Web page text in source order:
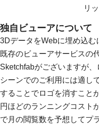
リ
独自ビューアについて
3DデータをWebに埋め込む
既存のビューアサービスの
Sketchfabがございますが
シーンでのご利用には適し
することでロゴを消すこと
円ほどのランニングコスト
で月の閲覧数を予想してプ